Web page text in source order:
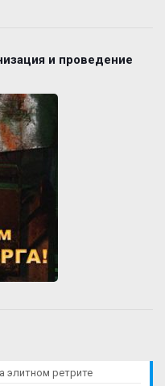
и проведение
элитном ретрите